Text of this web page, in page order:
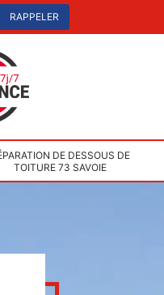
DE DESSOUS DE
TOITURE 73 SAVOIE